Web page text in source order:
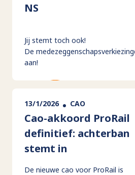
NS
Jij stemt toch ook!
De
aan!
13/1/2026 CAO
Cao-akkoord ProRail
definitief: achterban
stemt in
De nieuwe cao voor ProRail is